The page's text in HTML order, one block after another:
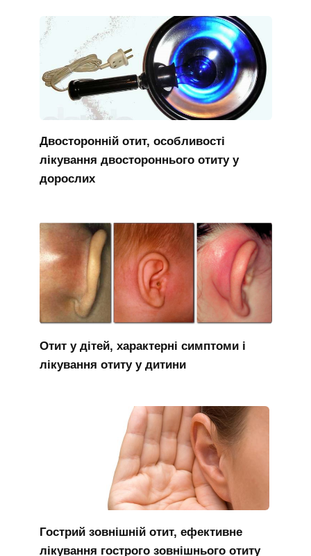
Двосторонній отит, особливості
лікування двостороннього отиту у
дорослих
Отит у дітей, характерні симптоми і
лікування отиту у дитини
Гострий зовнішній отит, ефективне
лікування гострого зовнішнього отиту